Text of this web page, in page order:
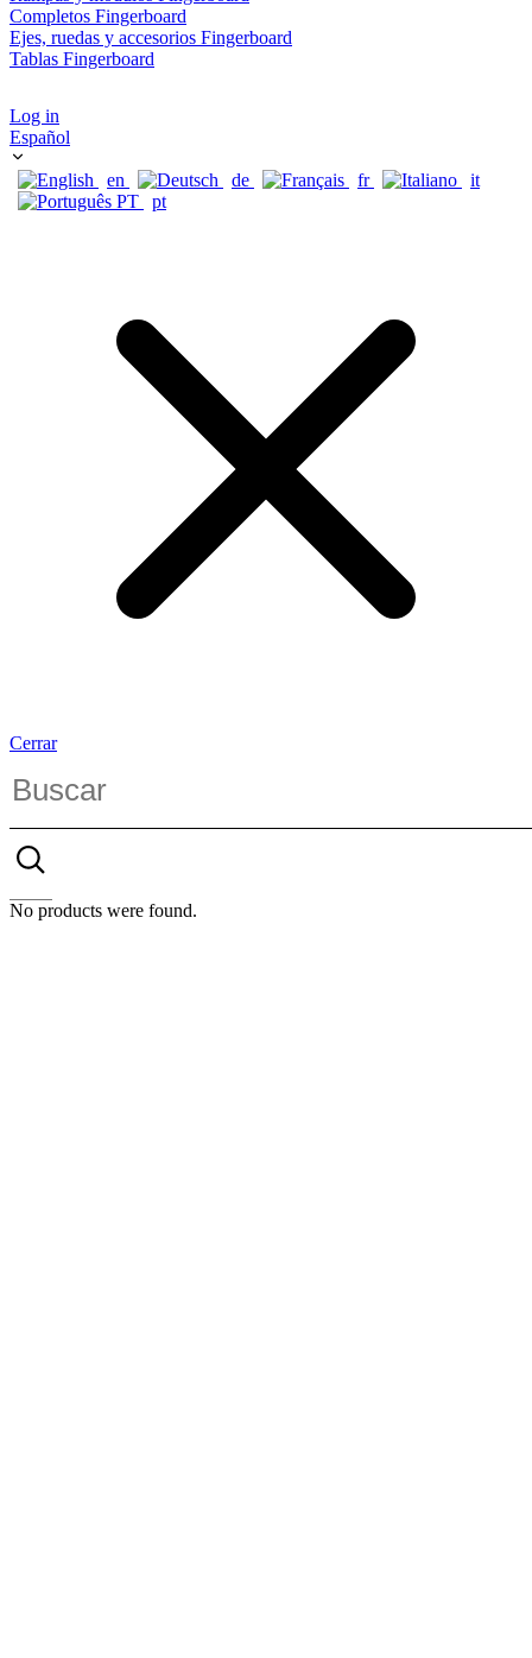
Completos Fingerboard
Ejes, ruedas y accesorios Fingerboard
Tablas Fingerboard
Log in
Español
en de fr
it
pt
Cerrar
No products were found.